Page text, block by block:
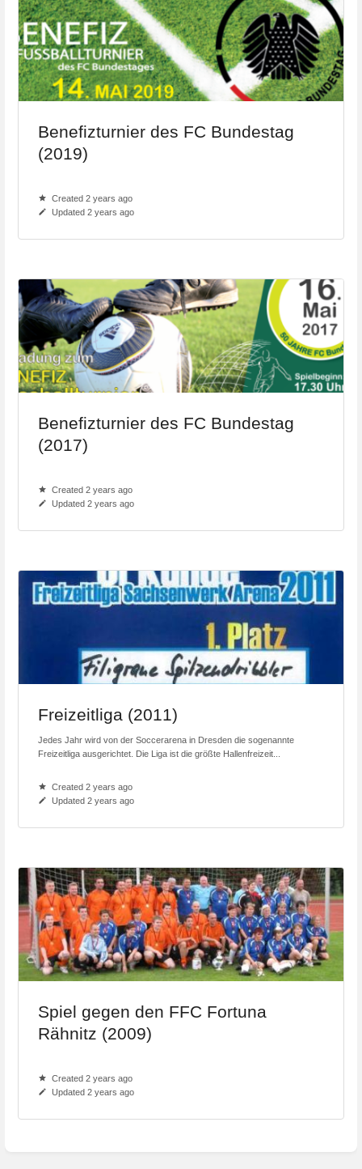
Benefizturnier des FC Bundestag
(2019)
Created 2 years ago
Updated 2 years ago
Benefizturnier des FC Bundestag
(2017)
Created 2 years ago
Updated 2 years ago
Freizeitliga (2011)
Jedes Jahr wird von der Soccerarena in Dresden die sogenannte
Freizeitliga ausgerichtet. Die Liga ist die größte Hallenfreizeit...
Created 2 years ago
Updated 2 years ago
Spiel gegen den FFC Fortuna
Rähnitz (2009)
Created 2 years ago
Updated 2 years ago